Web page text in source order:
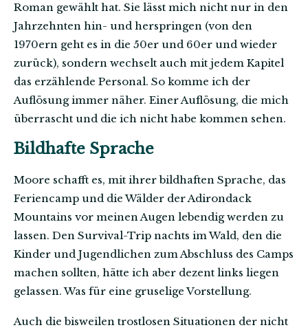
Roman gewählt hat. Sie lässt mich nicht nur in den
Jahrzehnten hin- und herspringen (von den
1970ern geht es in die 50er und 60er und wieder
zurück), sondern wechselt auch mit jedem Kapitel
das erzählende Personal. So komme ich der
Auflösung immer näher. Einer Auflösung, die mich
überrascht und die ich nicht habe kommen sehen.
Bildhafte Sprache
Moore schafft es, mit ihrer bildhaften Sprache, das
Feriencamp und die Wälder der Adirondack
Mountains vor meinen Augen lebendig werden zu
lassen. Den Survival-Trip nachts im Wald, den die
Kinder und Jugendlichen zum Abschluss des Camps
machen sollten, hätte ich aber dezent links liegen
gelassen. Was für eine gruselige Vorstellung.
Auch die bisweilen trostlosen Situationen der nicht